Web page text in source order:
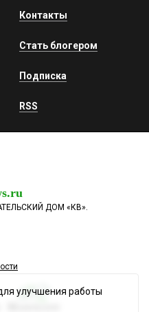
Контакты
Стать блогером
Подписка
RSS
ДОМ «КВ».
улучшения работы